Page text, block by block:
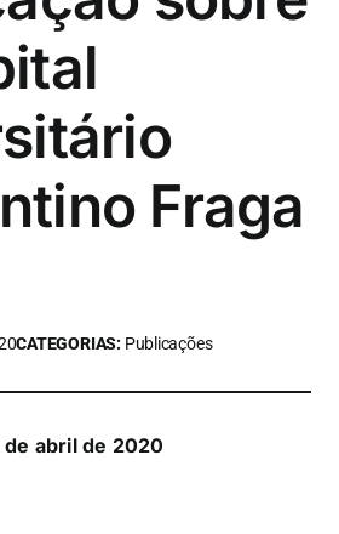
Fraga
CATEGORIAS: Publicações
de abril de 2020